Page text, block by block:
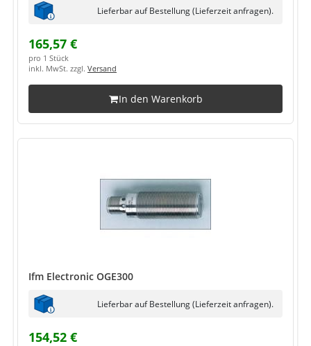
Lieferbar auf Bestellung (Lieferzeit anfragen).
165,57 €
pro 1 Stück
inkl. MwSt. zzgl. Versand
In den Warenkorb
Ifm Electronic OGE300
Lieferbar auf Bestellung (Lieferzeit anfragen).
154,52 €